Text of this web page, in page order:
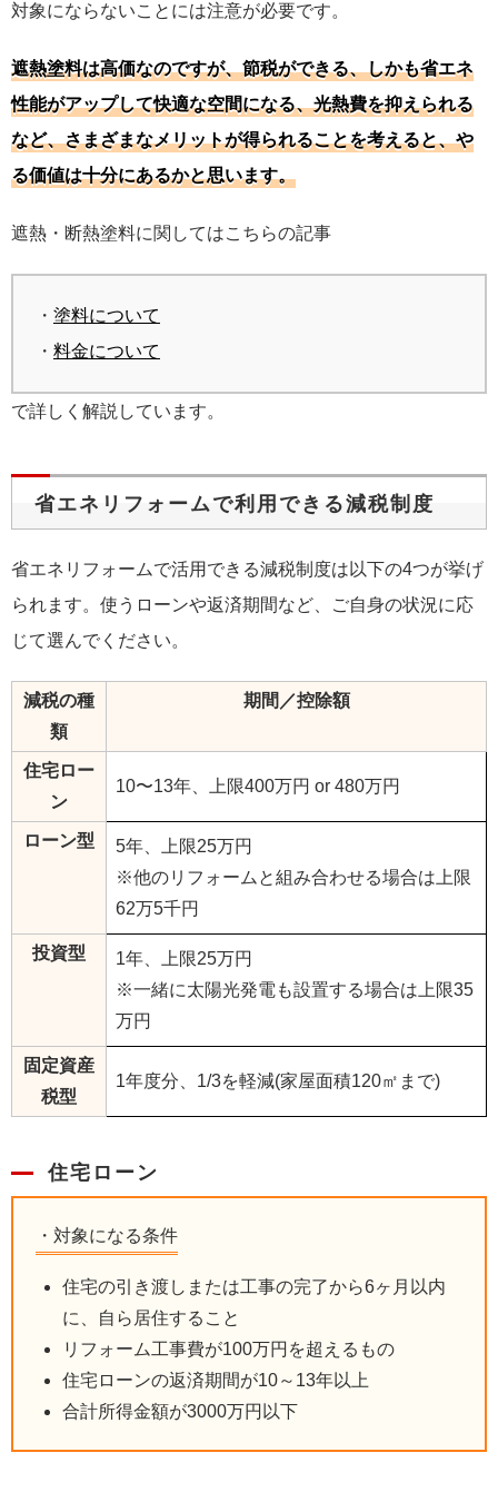
対象にならないことには注意が必要です。
遮熱塗料は高価なのですが、節税ができる、しかも省エネ
性能がアップして快適な空間になる、光熱費を抑えられる
など、さまざまなメリットが得られることを考えると、や
る価値は十分にあるかと思います。
遮熱・断熱塗料に関してはこちらの記事
・ 塗料について
・ 料金について
で詳しく解説しています。
省エネリフォームで利用できる減税制度
省エネリフォームで活用できる減税制度は以下の4つが挙げ
られます。使うローンや返済期間など、ご自身の状況に応
じて選んでください。
減税の種
類
期間／控除額
住宅ロー
ン
10〜13年、上限400万円 or 480万円
ローン型
5年、上限25万円
※他のリフォームと組み合わせる場合は上限
62万5千円
投資型
1年、上限25万円
※一緒に太陽光発電も設置する場合は上限35
万円
固定資産
税型
1年度分、1/3を軽減(家屋面積120㎡まで)
住宅ローン
対象になる条件
住宅の引き渡しまたは工事の完了から6ヶ月以内
に、自ら居住すること
リフォーム工事費が100万円を超えるもの
住宅ローンの返済期間が10～13年以上
合計所得金額が3000万円以下